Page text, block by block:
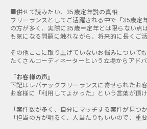
■併せて読みたい、35歳定年説の真相
フリーランスとしてご活躍される中で「35歳定
の方が多く、実際に35歳＝定年とは限らない点
も気になる問題に触れながら、将来的に長くご
その他ここに取り上げていないお悩みについても
たくさんコーディネーターという立場からアド
『お客様の声』
下記はレバテックフリーランスに寄せられたお客
お客様に「利用してよかった」という言葉が頂
「案件数が多く、自分にマッチする案件が見
「担当の方が明るく、人当たりもいいので、